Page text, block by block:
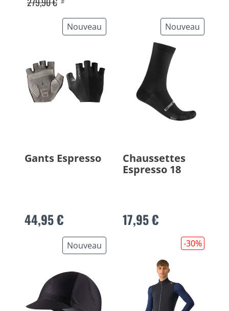
Nouveau
Gants Espresso
44,95 €
Nouveau
Chaussettes
Espresso 18
17,95 €
Nouveau -30%